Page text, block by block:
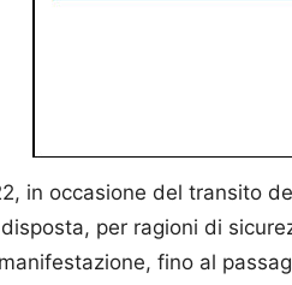
in occasione del transito
per ragioni di
fino al